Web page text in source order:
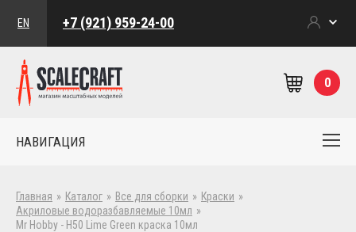
EN +7 (921) 959-24-00
0
НАВИГАЦИЯ
Главная » Каталог » Все для сборки » Краски »
Акриловые водоразбавляемые 10мл »
Mr Hobby - H50 Lime Green краска 10мл